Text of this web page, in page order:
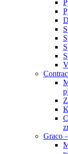
Graco